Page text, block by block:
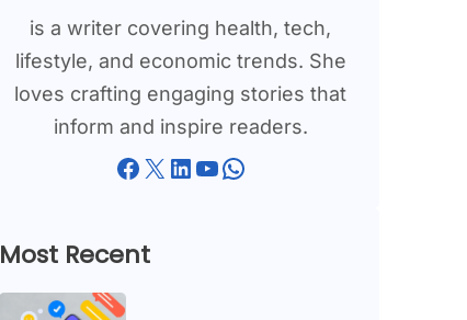
is a writer covering health, tech,
lifestyle, and economic trends. She
loves crafting engaging stories that
inform and inspire readers.
Facebook X LinkedIn YouTube WhatsApp
Most Recent